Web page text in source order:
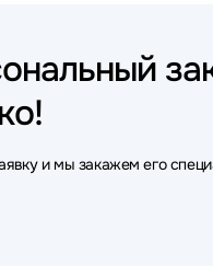
и мы закажем его